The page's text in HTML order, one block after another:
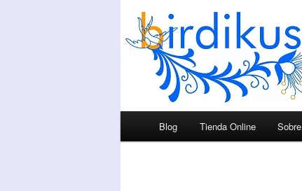
Ir al contenido principal
Ir al contenido secundario
Blog Tienda Online